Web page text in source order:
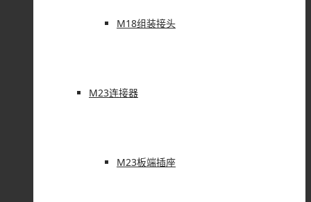
M18组装接头
M23连接器
M23板端插座